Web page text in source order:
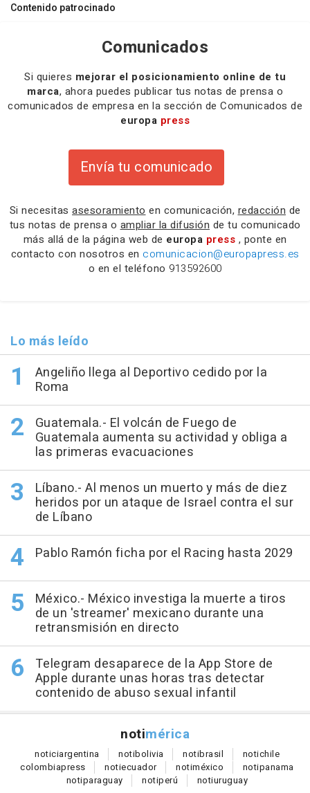
Contenido patrocinado
Comunicados
Si quieres mejorar el posicionamiento online de tu
marca, ahora puedes publicar tus notas de prensa o
comunicados de empresa en la sección de Comunicados de
europa press
Envía tu comunicado
Si necesitas asesoramiento en comunicación, redacción de
tus notas de prensa o ampliar la difusión de tu comunicado
más allá de la página web de europa press , ponte en
contacto con nosotros en comunicacion@europapress.es
o en el teléfono 913592600
Lo más leído
Angeliño llega al Deportivo cedido por la
Roma
Guatemala.- El volcán de Fuego de
Guatemala aumenta su actividad y obliga a
las primeras evacuaciones
Líbano.- Al menos un muerto y más de diez
heridos por un ataque de Israel contra el sur
de Líbano
Pablo Ramón ficha por el Racing hasta 2029
México.- México investiga la muerte a tiros
de un 'streamer' mexicano durante una
retransmisión en directo
Telegram desaparece de la App Store de
Apple durante unas horas tras detectar
contenido de abuso sexual infantil
notimérica
noticiargentina notibolivia notibrasil notichile
colombiapress notiecuador notiméxico notipanama
notiparaguay notiperú notiuruguay